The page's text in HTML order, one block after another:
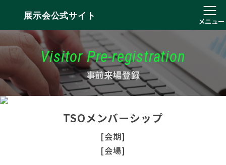
展示会公式サイト
メニュー
Visitor Pre-registration
事前来場登録
TSOメンバーシップ
[会期]
[会場]